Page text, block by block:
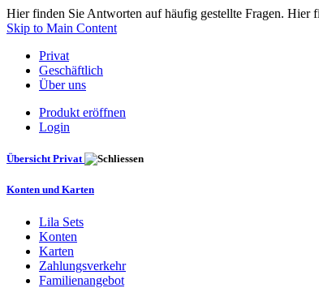
Hier finden Sie Antworten auf häufig gestellte Fragen. Hier
Skip to Main Content
Privat
Geschäftlich
Über uns
Produkt eröffnen
Login
Übersicht Privat
Konten und Karten
Lila Sets
Konten
Karten
Zahlungsverkehr
Familienangebot